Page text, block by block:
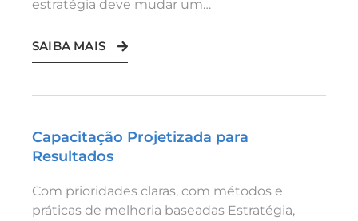
estratégia deve mudar um…
SAIBA MAIS
Capacitação Projetizada para
Resultados
Com prioridades claras, com métodos e
práticas de melhoria baseadas Estratégia,